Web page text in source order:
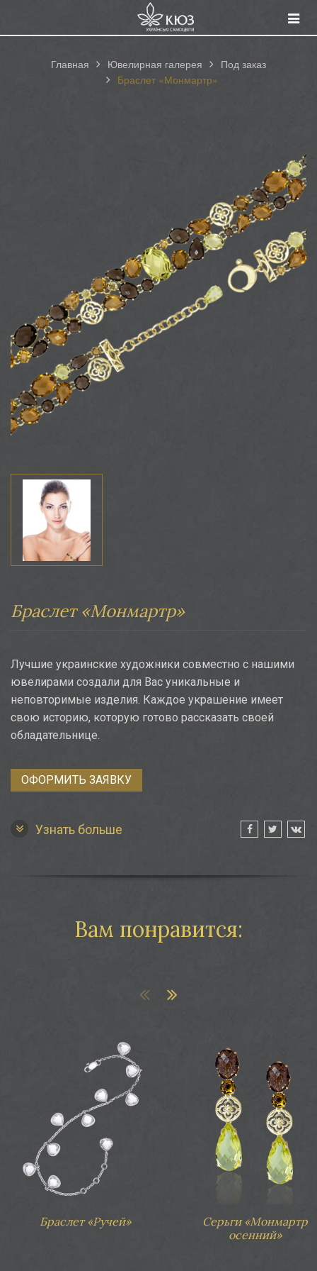
Главная Ювелирная галерея
Под заказ
Браслет «Монмартр»
Браслет «Монмартр»
Лучшие украинские художники совместно с нашими
ювелирами создали для Вас уникальные и
неповторимые изделия. Каждое украшение имеет
свою историю, которую готово рассказать своей
обладательнице.
ОФОРМИТЬ ЗАЯВКУ
Узнать больше
Вам понравится:
Браслет «Ручей»
Серьги «Монмартр
осенний»